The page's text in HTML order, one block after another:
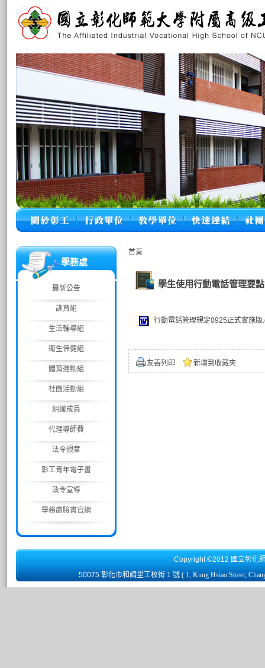
學務處
最新公告
訓育組
生活輔導組
衛生保健組
體育運動組
社團活動組
組織成員
代理導師費
法令規章
彰工青年電子書
政令宣導
學務處臉書官網
首頁
學生使用行動電話管理要點
行動電話管理規定0925正式實施版
友善列印 新增到收藏夾
Copyright ©2012 國立彰化
50075 彰化市和調里工校街 1 號 ( 1, Kung Hsiao Street,